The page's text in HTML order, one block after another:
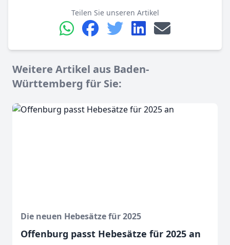
Teilen Sie unseren Artikel
Weitere Artikel aus Baden-
Württemberg für Sie:
Die neuen Hebesätze für 2025
Offenburg passt Hebesätze für 2025 an